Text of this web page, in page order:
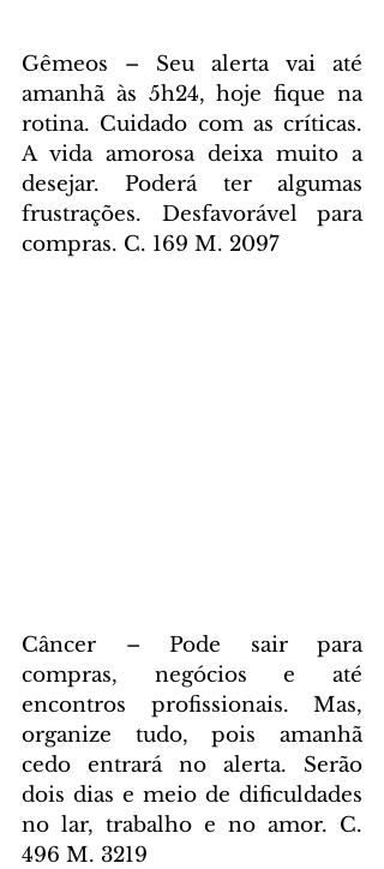
Gêmeos – Seu alerta vai até
amanhã às 5h24, hoje fique na
rotina. Cuidado com as críticas.
A vida amorosa deixa muito a
desejar. Poderá ter algumas
frustrações. Desfavorável para
compras. C. 169 M. 2097
Câncer – Pode sair para
compras, negócios e até
encontros profissionais. Mas,
organize tudo, pois amanhã
cedo entrará no alerta. Serão
dois dias e meio de dificuldades
no lar, trabalho e no amor. C.
496 M. 3219